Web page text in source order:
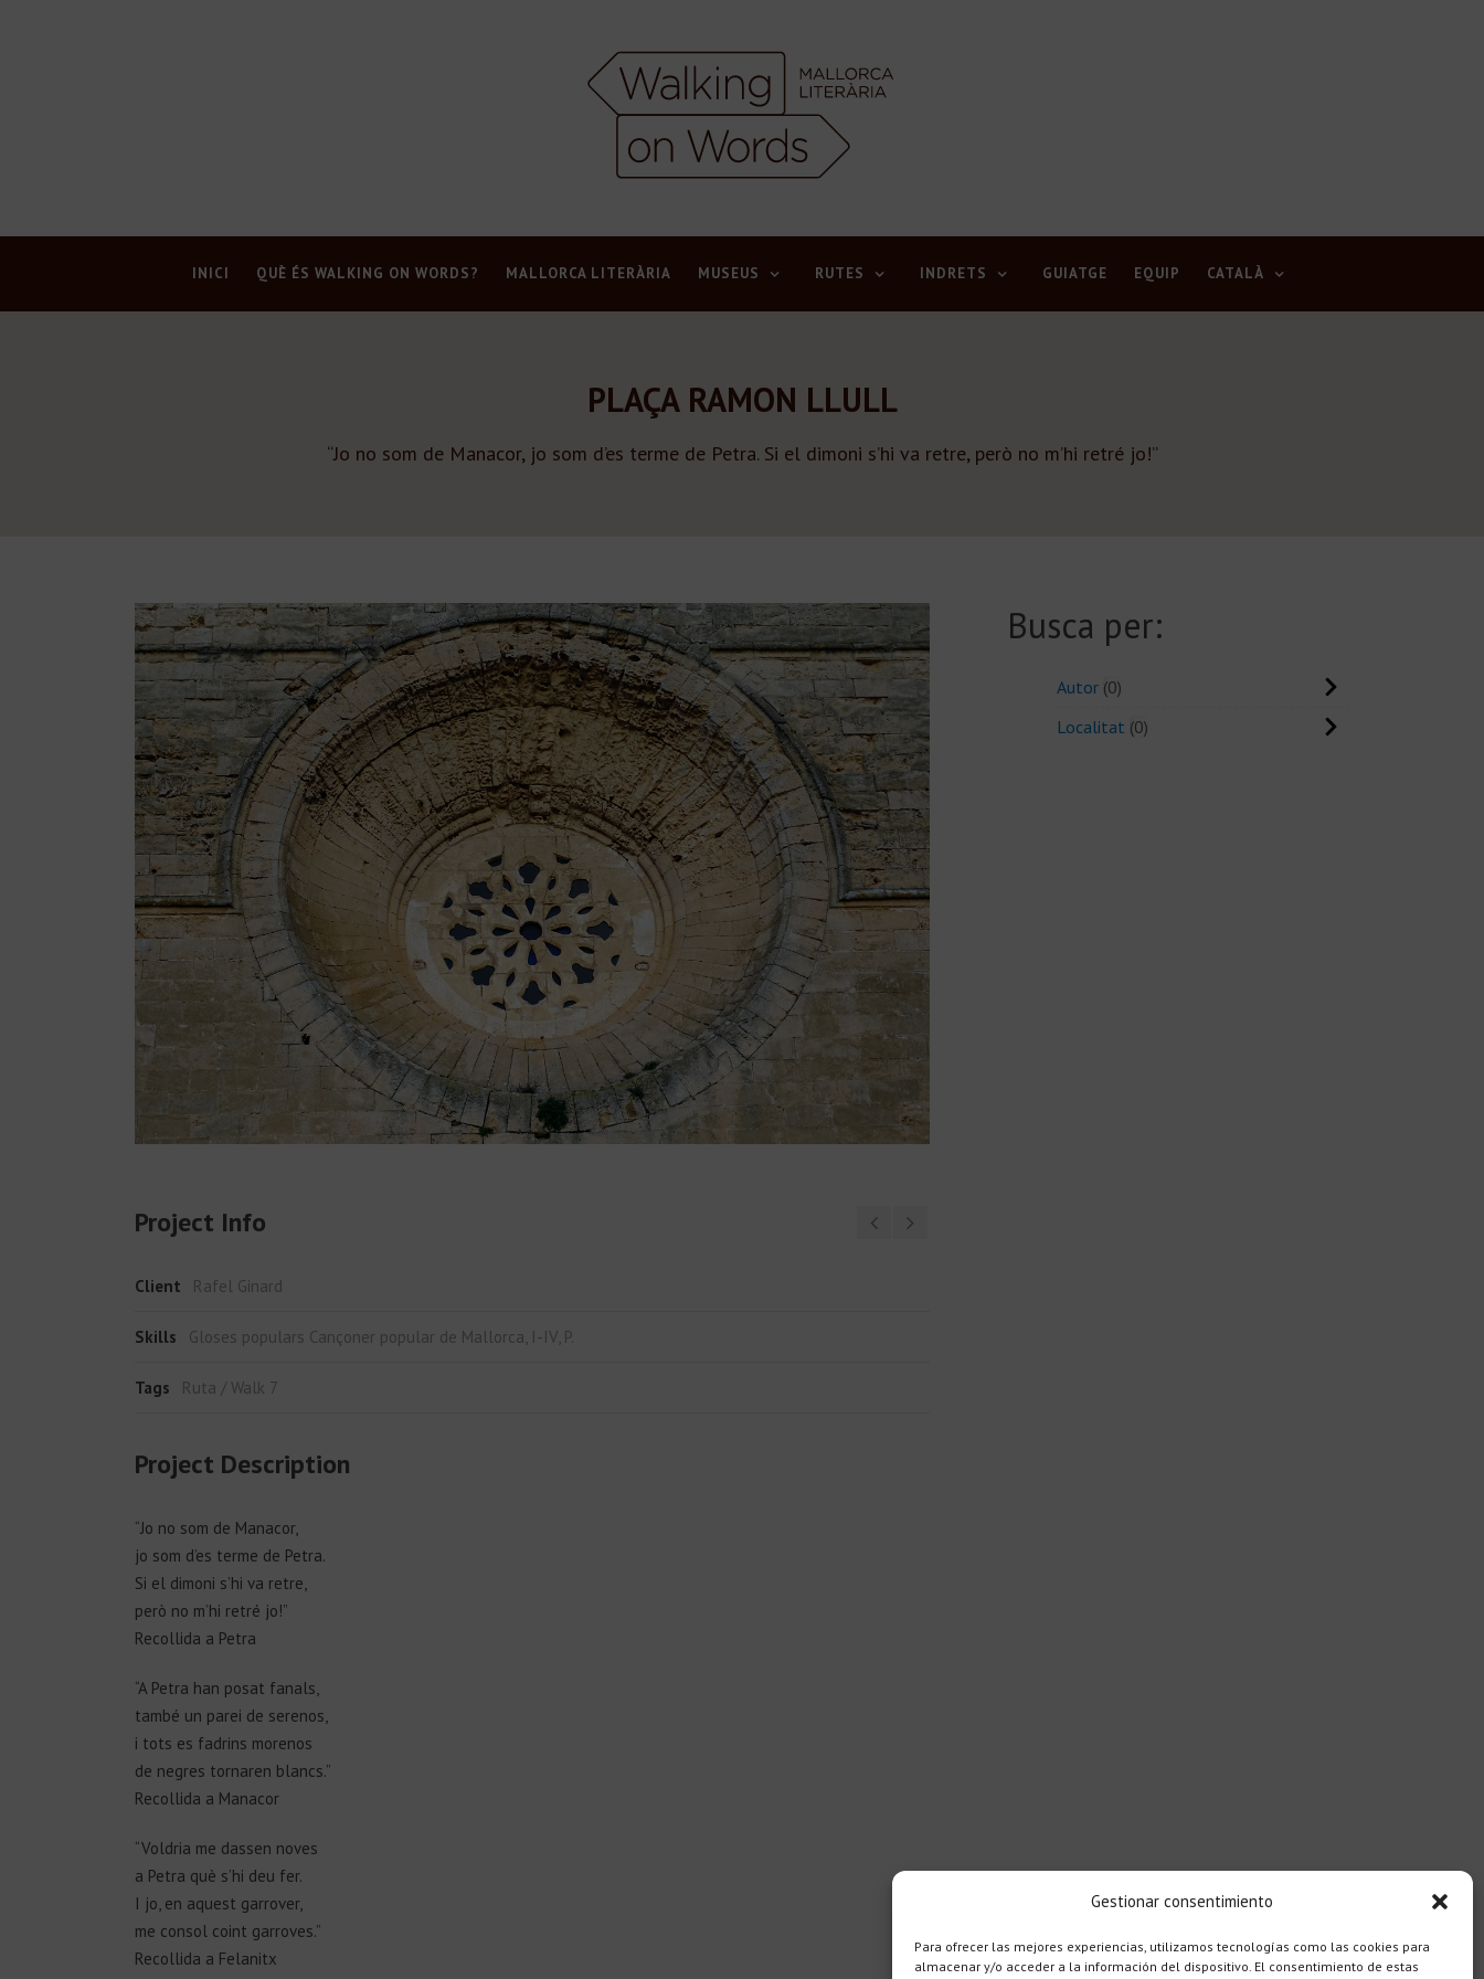
Gestionar consentimiento
Para ofrecer las mejores experiencias, utilizamos tecnologías como las cookies para
almacenar y/o acceder a la información del dispositivo. El consentimiento de estas
INICI QUÈ ÉS WALKING ON WORDS? MALLORCA LITERÀRIA MUSEUS RUTES INDRETS GUIATGE EQUIP CATALÀ
PLAÇA RAMON LLULL
“Jo no som de Manacor, jo som d’es terme de Petra. Si el dimoni s’hi va retre, però no m’hi retré jo!”
Project Info
Client Rafel Ginard
Skills Gloses populars Cançoner popular de Mallorca, I-IV, P.
Tags Ruta / Walk 7
Project Description
“Jo no som de Manacor,
jo som d’es terme de Petra.
Si el dimoni s’hi va retre,
però no m’hi retré jo!”
Recollida a Petra
“A Petra han posat fanals,
també un parei de serenos,
i tots es fadrins morenos
de negres tornaren blancs.”
Recollida a Manacor
“Voldria me dassen noves
a Petra què s’hi deu fer.
I jo, en aquest garrover,
me consol coint garroves.”
Recollida a Felanitx
Busca per:
Autor 0
Localitat 0